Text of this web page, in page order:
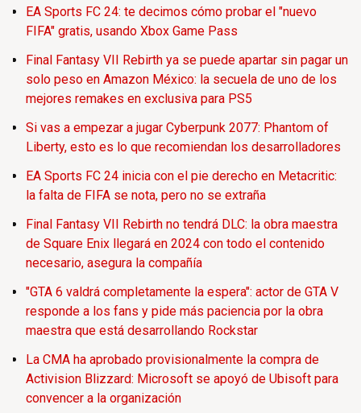
EA Sports FC 24: te decimos cómo probar el "nuevo
FIFA" gratis, usando Xbox Game Pass
Final Fantasy VII Rebirth ya se puede apartar sin pagar un
solo peso en Amazon México: la secuela de uno de los
mejores remakes en exclusiva para PS5
Si vas a empezar a jugar Cyberpunk 2077: Phantom of
Liberty, esto es lo que recomiendan los desarrolladores
EA Sports FC 24 inicia con el pie derecho en Metacritic:
la falta de FIFA se nota, pero no se extraña
Final Fantasy VII Rebirth no tendrá DLC: la obra maestra
de Square Enix llegará en 2024 con todo el contenido
necesario, asegura la compañía
"GTA 6 valdrá completamente la espera": actor de GTA V
responde a los fans y pide más paciencia por la obra
maestra que está desarrollando Rockstar
La CMA ha aprobado provisionalmente la compra de
Activision Blizzard: Microsoft se apoyó de Ubisoft para
convencer a la organización